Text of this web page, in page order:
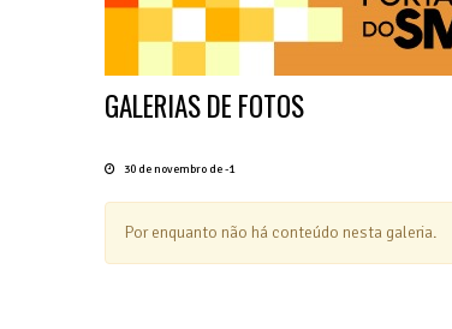
GALERIAS DE FOTOS
30 de novembro de -1
Por enquanto não há conteúdo nesta galeria.